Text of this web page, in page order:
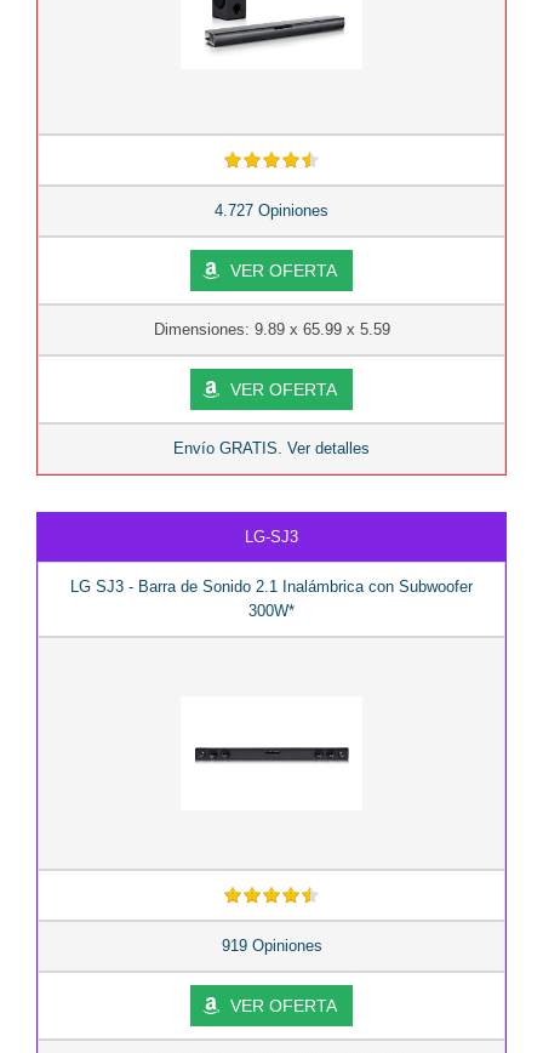
4.727 Opiniones
VER OFERTA
Dimensiones: 9.89 x 65.99 x 5.59
VER OFERTA
Envío GRATIS. Ver detalles
LG-SJ3
LG SJ3 - Barra de Sonido 2.1 Inalámbrica con Subwoofer
300W*
919 Opiniones
VER OFERTA